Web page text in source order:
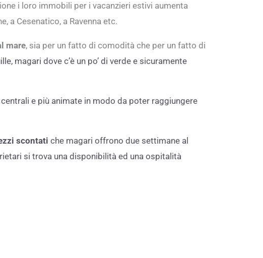
i loro immobili per i vacanzieri estivi aumenta
a Cesenatico, a Ravenna etc.
mare, sia per un fatto di comodità che per un fatto di
magari dove c’è un po’ di verde e sicuramente
e più animate in modo da poter raggiungere
scontati che magari offrono due settimane al
si trova una disponibilità ed una ospitalità